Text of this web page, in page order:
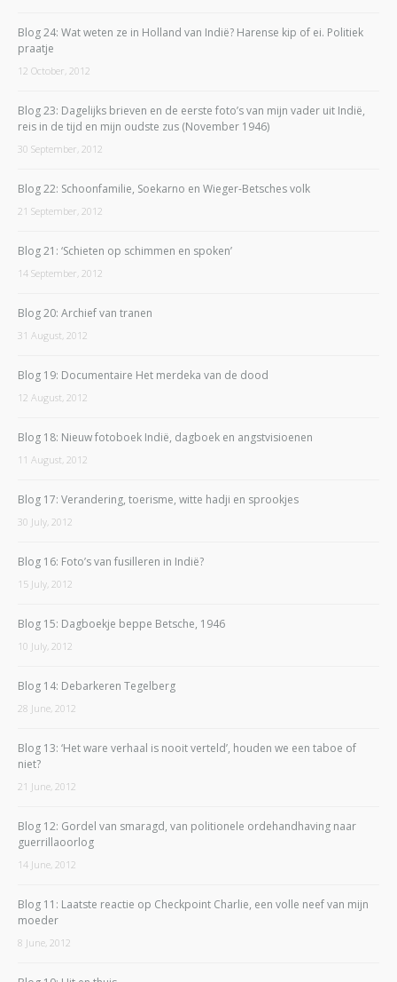
Blog 24: Wat weten ze in Holland van Indië? Harense kip of ei. Politiek
praatje
12 October, 2012
Blog 23: Dagelijks brieven en de eerste foto’s van mijn vader uit Indië,
reis in de tijd en mijn oudste zus (November 1946)
30 September, 2012
Blog 22: Schoonfamilie, Soekarno en Wieger-Betsches volk
21 September, 2012
Blog 21: ‘Schieten op schimmen en spoken’
14 September, 2012
Blog 20: Archief van tranen
31 August, 2012
Blog 19: Documentaire Het merdeka van de dood
12 August, 2012
Blog 18: Nieuw fotoboek Indië, dagboek en angstvisioenen
11 August, 2012
Blog 17: Verandering, toerisme, witte hadji en sprookjes
30 July, 2012
Blog 16: Foto’s van fusilleren in Indië?
15 July, 2012
Blog 15: Dagboekje beppe Betsche, 1946
10 July, 2012
Blog 14: Debarkeren Tegelberg
28 June, 2012
Blog 13: ‘Het ware verhaal is nooit verteld’, houden we een taboe of
niet?
21 June, 2012
Blog 12: Gordel van smaragd, van politionele ordehandhaving naar
guerrillaoorlog
14 June, 2012
Blog 11: Laatste reactie op Checkpoint Charlie, een volle neef van mijn
moeder
8 June, 2012